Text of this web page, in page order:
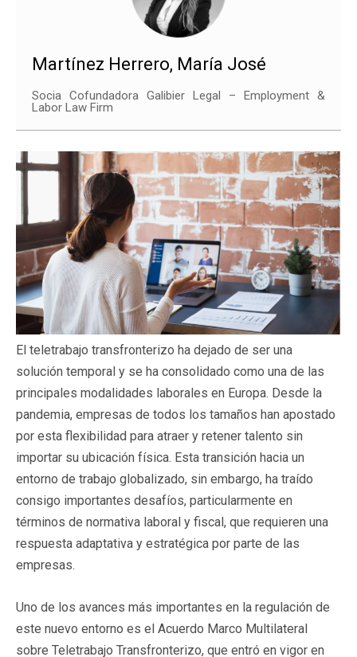
Martínez Herrero, María José
Socia Cofundadora Galibier Legal – Employment &
Labor Law Firm
El teletrabajo transfronterizo ha dejado de ser una
solución temporal y se ha consolidado como una de las
principales modalidades laborales en Europa. Desde la
pandemia, empresas de todos los tamaños han apostado
por esta flexibilidad para atraer y retener talento sin
importar su ubicación física. Esta transición hacia un
entorno de trabajo globalizado, sin embargo, ha traído
consigo importantes desafíos, particularmente en
términos de normativa laboral y fiscal, que requieren una
respuesta adaptativa y estratégica por parte de las
empresas.
Uno de los avances más importantes en la regulación de
este nuevo entorno es el Acuerdo Marco Multilateral
sobre Teletrabajo Transfronterizo, que entró en vigor en